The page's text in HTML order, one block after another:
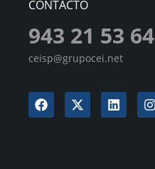
CONTACTO
943 21 53 64
ceisp@grupocei.net